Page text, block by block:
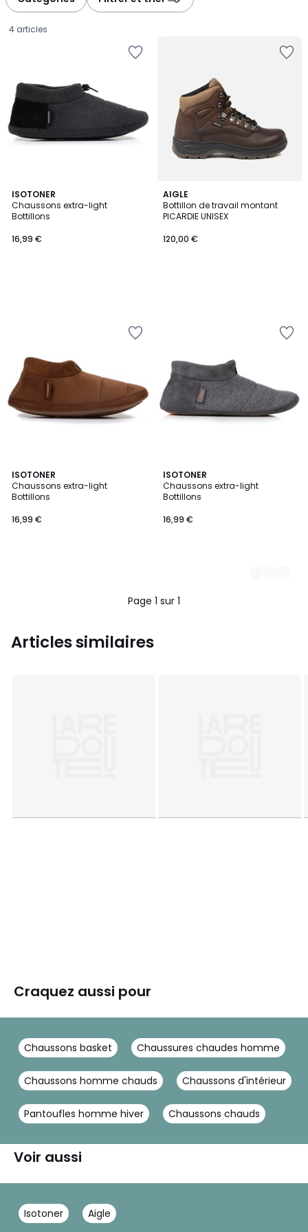
4 articles
ISOTONER
Chaussons extra-light
Bottillons
€.
16,99 €
AIGLE
Bottillon de travail montant
PICARDIE UNISEX
120,00 €
ISOTONER
Chaussons extra-light
Bottillons
16,99 €
ISOTONER
Chaussons extra-light
Bottillons
16,99 €
2
Couleurs
Page 1 sur 1
Articles similaires
Craquez aussi pour
Chaussons basket Chaussures chaudes homme
Chaussons homme chauds Chaussons d'intérieur
Pantoufles homme hiver Chaussons chauds
Voir aussi
Isotoner Aigle